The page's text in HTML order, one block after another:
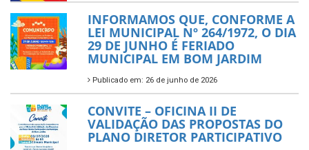
INFORMAMOS QUE, CONFORME A
LEI MUNICIPAL Nº 264/1972, O DIA
29 DE JUNHO É FERIADO
MUNICIPAL EM BOM JARDIM
Publicado em: 26 de junho de 2026
CONVITE – OFICINA II DE
VALIDAÇÃO DAS PROPOSTAS DO
PLANO DIRETOR PARTICIPATIVO